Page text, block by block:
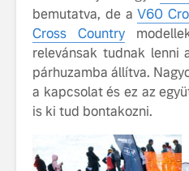
bemutatva, de aV60
Cross Country
relevánsak tudnak lenni
párhuzamba állítva.
a kapcsolat és ez az
is ki tud bontakozni.